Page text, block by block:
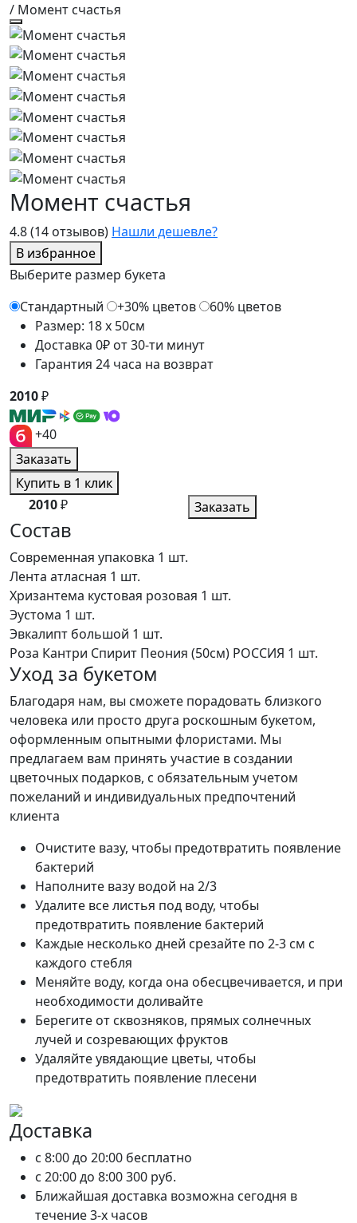
/ Момент счастья
4.8(14 отзывов) Нашли дешевле?
В избранное
Момент счастья
Выберите размер букета
Стандартный
+30% цветов
60% цветов
Размер: 18 x 50см
Доставка 0₽ от 30-ти минут
Гарантия 24 часа на возврат
2010₽
+40
Заказать
Купить в 1 клик
2010₽ Заказать
Состав
Современная упаковка 1 шт.
Лента атласная 1 шт.
Хризантема кустовая розовая 1 шт.
Эустома 1 шт.
Эвкалипт большой 1 шт.
Роза Кантри Спирит Пеония (50см) РОССИЯ 1 шт.
Уход за букетом
Благодаря нам, вы сможете порадовать близкого
человека или просто друга роскошным букетом,
оформленным опытными флористами. Мы
предлагаем вам принять участие в создании
цветочных подарков, с обязательным учетом
пожеланий и индивидуальных предпочтений
клиента
Очистите вазу, чтобы предотвратить появление
бактерий
Наполните вазу водой на 2/3
Удалите все листья под воду, чтобы
предотвратить появление бактерий
Каждые несколько дней срезайте по 2-3 см с
каждого стебля
Меняйте воду, когда она обесцвечивается, и при
необходимости доливайте
Берегите от сквозняков, прямых солнечных
лучей и созревающих фруктов
Удаляйте увядающие цветы, чтобы
предотвратить появление плесени
Доставка
c 8:00 до 20:00 бесплатно
c 20:00 до 8:00300 руб.
Ближайшая доставка возможна сегодня в
течение 3-х часов